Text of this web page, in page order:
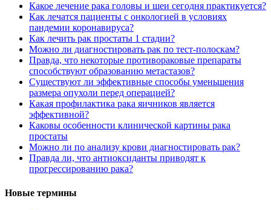
Какое лечение рака головы и шеи сегодня практикуется?
Как лечатся пациенты с онкологией в условиях
пандемии коронавируса?
Как лечить рак простаты 1 стадии?
Можно ли диагностировать рак по тест-полоскам?
Правда, что некоторые противораковые препараты
способствуют образованию метастазов?
Существуют ли эффективные способы уменьшения
размера опухоли перед операцией?
Какая профилактика рака яичников является
эффективной?
Каковы особенности клинической картины рака
простаты
Можно ли по анализу крови диагностировать рак?
Правда ли, что антиоксиданты приводят к
прогрессированию рака?
Новые термины